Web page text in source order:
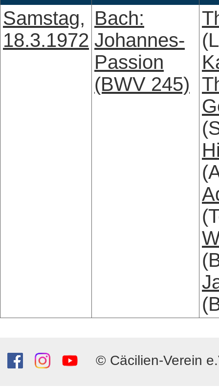
Samstag,
18.3.1972
Bach:
Johannes-
Passion
(BWV 245)
© Cäcilien-Verein